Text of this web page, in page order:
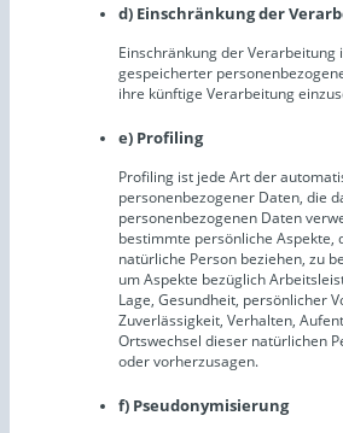
d) Einschränkung der
Einschränkung der
gespeicherter
ihre künftige Verarbeitung
e) Profiling
Profiling ist jede Art der
personenbezogener Daten, die
personenbezogenen Daten
bestimmte persönliche Aspekte,
natürliche Person beziehen, zu
um Aspekte bezüglich
Lage, Gesundheit, persönlicher
Zuverlässigkeit, Verhalten,
Ortswechsel dieser natürlichen
oder vorherzusagen.
f) Pseudonymisierung